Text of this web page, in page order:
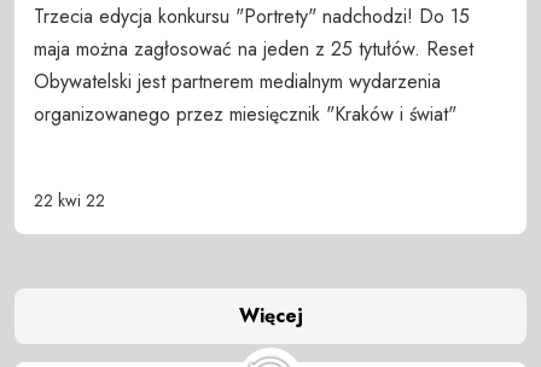
Trzecia edycja konkursu "Portrety" nadchodzi! Do 15
maja można zagłosować na jeden z 25 tytułów. Reset
Obywatelski jest partnerem medialnym wydarzenia
organizowanego przez miesięcznik "Kraków i świat"
22 kwi 22
Więcej